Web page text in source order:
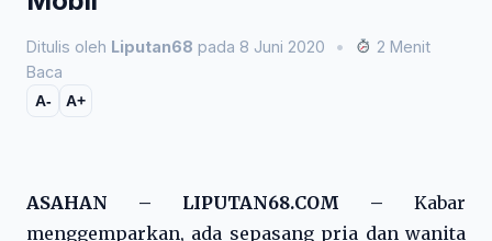
Ditulis oleh Liputan68 pada 8 Juni 2020 •
2 Menit
Baca
A- A+
ASAHAN – LIPUTAN68.COM – Kabar
menggemparkan, ada sepasang pria dan wanita